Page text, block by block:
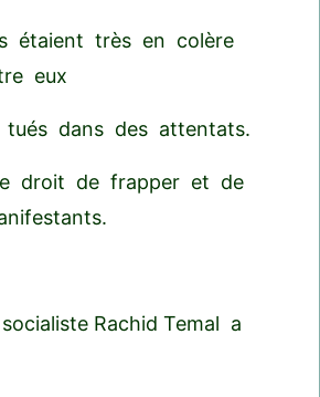
étaient très en colère
eux
tués dans des attentats.
droit de frapper et de
Rachid Temal a